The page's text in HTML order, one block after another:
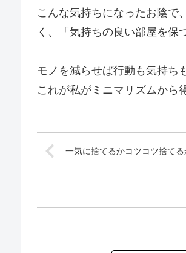
こんな気持ちになったお陰で
く、「気持ちの良い部屋を保
モノを減らせば行動も気持ち
これが私がミニマリズムから
一気に捨てるかコツコツ捨てる